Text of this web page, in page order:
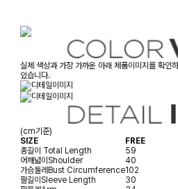
실제 색상과 가장 가까운 아래 제품이미지를 확인
있습니다.
(cm기준)
SIZE
FREE
총길이 Total Length
59
어깨넓이Shoulder
40
가슴둘레Bust Circumference102
팔길이Sleeve Length
30